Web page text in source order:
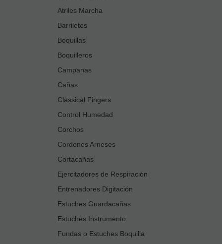
Atriles Marcha
Barriletes
Boquillas
Boquilleros
Campanas
Cañas
Classical Fingers
Control Humedad
Corchos
Cordones Arneses
Cortacañas
Ejercitadores de Respiración
Entrenadores Digitación
Estuches Guardacañas
Estuches Instrumento
Fundas o Estuches Boquilla